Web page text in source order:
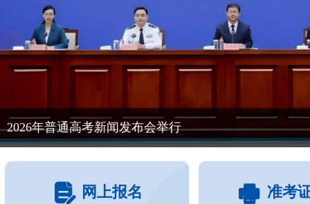
2026年普通高考新闻发布会举行
网上报名 准考